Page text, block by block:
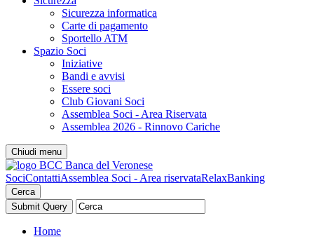
Sicurezza informatica
Carte di pagamento
Sportello ATM
Spazio Soci
Iniziative
Bandi e avvisi
Essere soci
Club Giovani Soci
Assemblea Soci - Area Riservata
Assemblea 2026 - Rinnovo Cariche
Chiudi menu
SociContattiAssemblea Soci - Area riservataRelaxBanking
Cerca
Home